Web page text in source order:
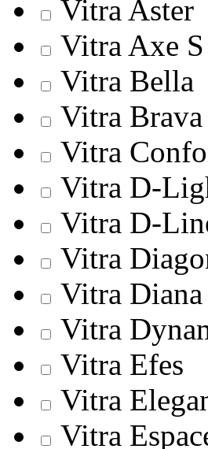
Vitra Aster
Vitra Axe S
Vitra Bella
Vitra Brava
Vitra
Vitra D-
Vitra D-
Vitra
Vitra Diana
Vitra
Vitra Efes
Vitra
Vitra